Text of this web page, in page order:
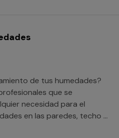
de tus humedades?
que se
necesidad para el
en las paredes, techo o